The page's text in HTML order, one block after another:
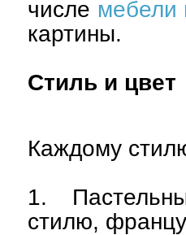
числе мебели
картины.
Стиль и цвет
Каждому
1.
стилю,